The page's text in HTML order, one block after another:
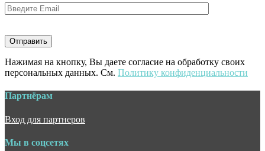
Нажимая на кнопку, Вы даете согласие на обработку своих
персональных данных. См. Политику конфиденциальности
Партнёрам
Вход для партнеров
Мы в соцсетях